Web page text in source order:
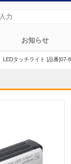
お知らせ
LEDタッチライト [品番]07-